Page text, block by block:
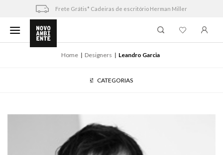
content
Frete Grátis* Cadeiras de escritório Herman Miller
Home Designers Leandro Garcia
CATEGORIAS